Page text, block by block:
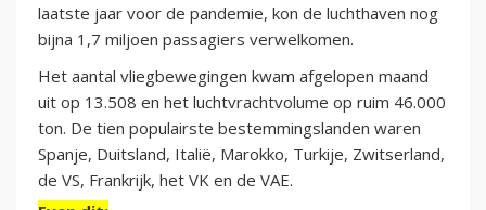
laatste jaar voor de pandemie, kon de luchthaven nog
bijna 1,7 miljoen passagiers verwelkomen.
Het aantal vliegbewegingen kwam afgelopen maand
uit op 13.508 en het luchtvrachtvolume op ruim 46.000
ton. De tien populairste bestemmingslanden waren
Spanje, Duitsland, Italië, Marokko, Turkije, Zwitserland,
de VS, Frankrijk, het VK en de VAE.